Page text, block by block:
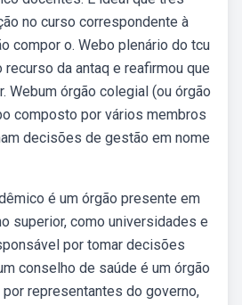
no curso correspondente à
compor o. Webo plenário do tcu
da antaq e reafirmou que
Webum órgão colegial (ou órgão
composto por vários membros
decisões de gestão em nome
é um órgão presente em
superior, como universidades e
por tomar decisões
conselho de saúde é um órgão
representantes do governo,